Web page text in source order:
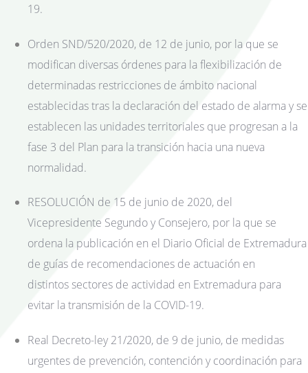
19.
Orden SND/520/2020, de 12 de junio, por la que se
modifican diversas órdenes para la flexibilización de
determinadas restricciones de ámbito nacional
establecidas tras la declaración del estado de alarma y se
establecen las unidades territoriales que progresan a la
fase 3 del Plan para la transición hacia una nueva
normalidad.
RESOLUCIÓN de 15 de junio de 2020, del
Vicepresidente Segundo y Consejero, por la que se
ordena la publicación en el Diario Oficial de Extremadura
de guías de recomendaciones de actuación en
distintos sectores de actividad en Extremadura para
evitar la transmisión de la COVID-19.
Real Decreto-ley 21/2020, de 9 de junio, de medidas
urgentes de prevención, contención y coordinación para